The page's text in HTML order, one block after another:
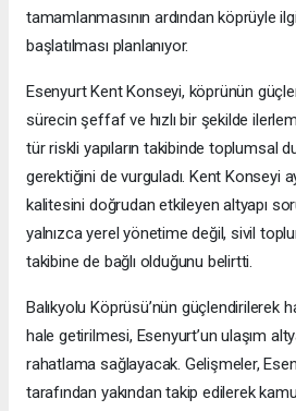
tamamlanmasının ardından köprüyle
başlatılması planlanıyor.
Esenyurt Kent Konseyi, köprünün
sürecin şeffaf ve hızlı bir şekilde
tür riskli yapıların takibinde toplumsal
gerektiğini de vurguladı. Kent Konseyi
kalitesini doğrudan etkileyen altyapı
yalnızca yerel yönetime değil, sivil
takibine de bağlı olduğunu belirtti.
Balıkyolu Köprüsü’nün güçlendirilerek
hale getirilmesi, Esenyurt’un ulaşım
rahatlama sağlayacak. Gelişmeler,
tarafından yakından takip edilerek